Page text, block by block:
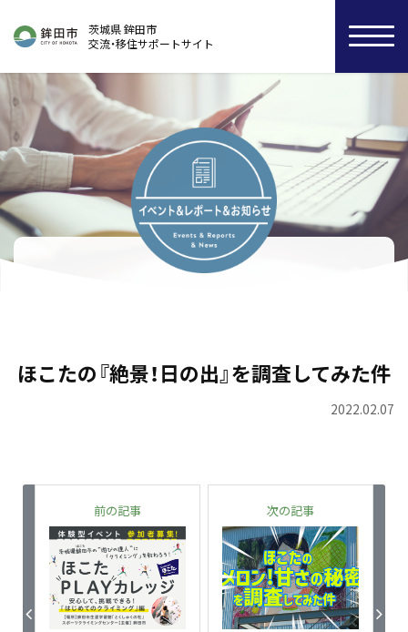
茨城県 鉾田市
交流・移住サポートサイト
ほこたの『絶景！日の出』を調査してみた件
2022.02.07
前の記事 次の記事